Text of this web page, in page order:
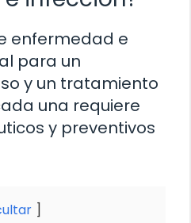
enfermedad e
para un
y un tratamiento
una requiere
y preventivos